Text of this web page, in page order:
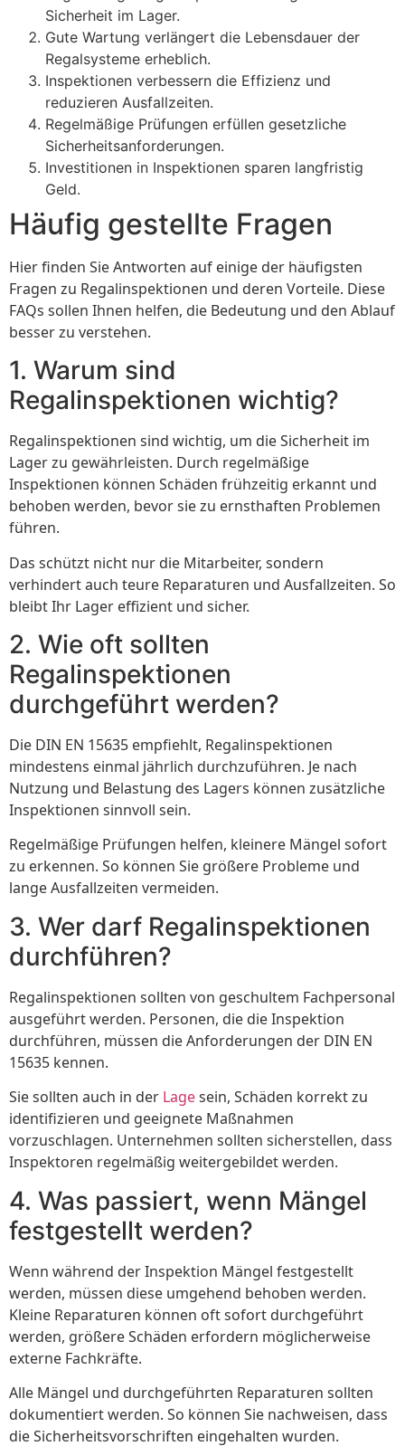
Sicherheit im Lager.
Gute Wartung verlängert die Lebensdauer der
Regalsysteme erheblich.
Inspektionen verbessern die Effizienz und
reduzieren Ausfallzeiten.
Regelmäßige Prüfungen erfüllen gesetzliche
Sicherheitsanforderungen.
Investitionen in Inspektionen sparen langfristig
Geld.
Häufig gestellte Fragen
Hier finden Sie Antworten auf einige der häufigsten
Fragen zu Regalinspektionen und deren Vorteile. Diese
FAQs sollen Ihnen helfen, die Bedeutung und den Ablauf
besser zu verstehen.
1. Warum sind
Regalinspektionen wichtig?
Regalinspektionen sind wichtig, um die Sicherheit im
Lager zu gewährleisten. Durch regelmäßige
Inspektionen können Schäden frühzeitig erkannt und
behoben werden, bevor sie zu ernsthaften Problemen
führen.
Das schützt nicht nur die Mitarbeiter, sondern
verhindert auch teure Reparaturen und Ausfallzeiten. So
bleibt Ihr Lager effizient und sicher.
2. Wie oft sollten
Regalinspektionen
durchgeführt werden?
Die DIN EN 15635 empfiehlt, Regalinspektionen
mindestens einmal jährlich durchzuführen. Je nach
Nutzung und Belastung des Lagers können zusätzliche
Inspektionen sinnvoll sein.
Regelmäßige Prüfungen helfen, kleinere Mängel sofort
zu erkennen. So können Sie größere Probleme und
lange Ausfallzeiten vermeiden.
3. Wer darf Regalinspektionen
durchführen?
Regalinspektionen sollten von geschultem Fachpersonal
ausgeführt werden. Personen, die die Inspektion
durchführen, müssen die Anforderungen der DIN EN
15635 kennen.
Sie sollten auch in der Lagesein, Schäden korrekt zu
identifizieren und geeignete Maßnahmen
vorzuschlagen. Unternehmen sollten sicherstellen, dass
Inspektoren regelmäßig weitergebildet werden.
4. Was passiert, wenn Mängel
festgestellt werden?
Wenn während der Inspektion Mängel festgestellt
werden, müssen diese umgehend behoben werden.
Kleine Reparaturen können oft sofort durchgeführt
werden, größere Schäden erfordern möglicherweise
externe Fachkräfte.
Alle Mängel und durchgeführten Reparaturen sollten
dokumentiert werden. So können Sie nachweisen, dass
die Sicherheitsvorschriften eingehalten wurden.